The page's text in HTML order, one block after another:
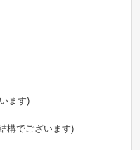
ます)
構でございます)